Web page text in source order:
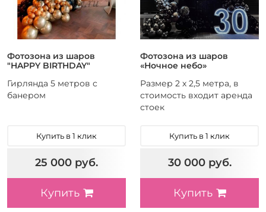
Фотозона из шаров
"HAPPY BIRTHDAY"
Гирлянда 5 метров с
банером
Купить в 1 клик
25 000 руб.
Купить
Фотозона из шаров
«Ночное небо»
Размер 2 х 2,5 метра, в
стоимость входит аренда
стоек
Купить в 1 клик
30 000 руб.
Купить